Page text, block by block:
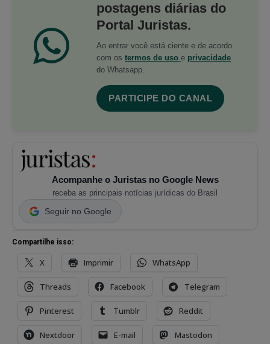
postagens diárias do
Portal Juristas.
Ao entrar você está ciente e de acordo
com os termos de uso e privacidade
do Whatsapp.
PARTICIPE DO CANAL
Acompanhe o Juristas no Google News
receba as principais notícias jurídicas do Brasil
Seguir no Google
Compartilhe isso:
X Imprimir WhatsApp
Threads Facebook Telegram
Pinterest Tumblr Reddit
Nextdoor E-mail Mastodon